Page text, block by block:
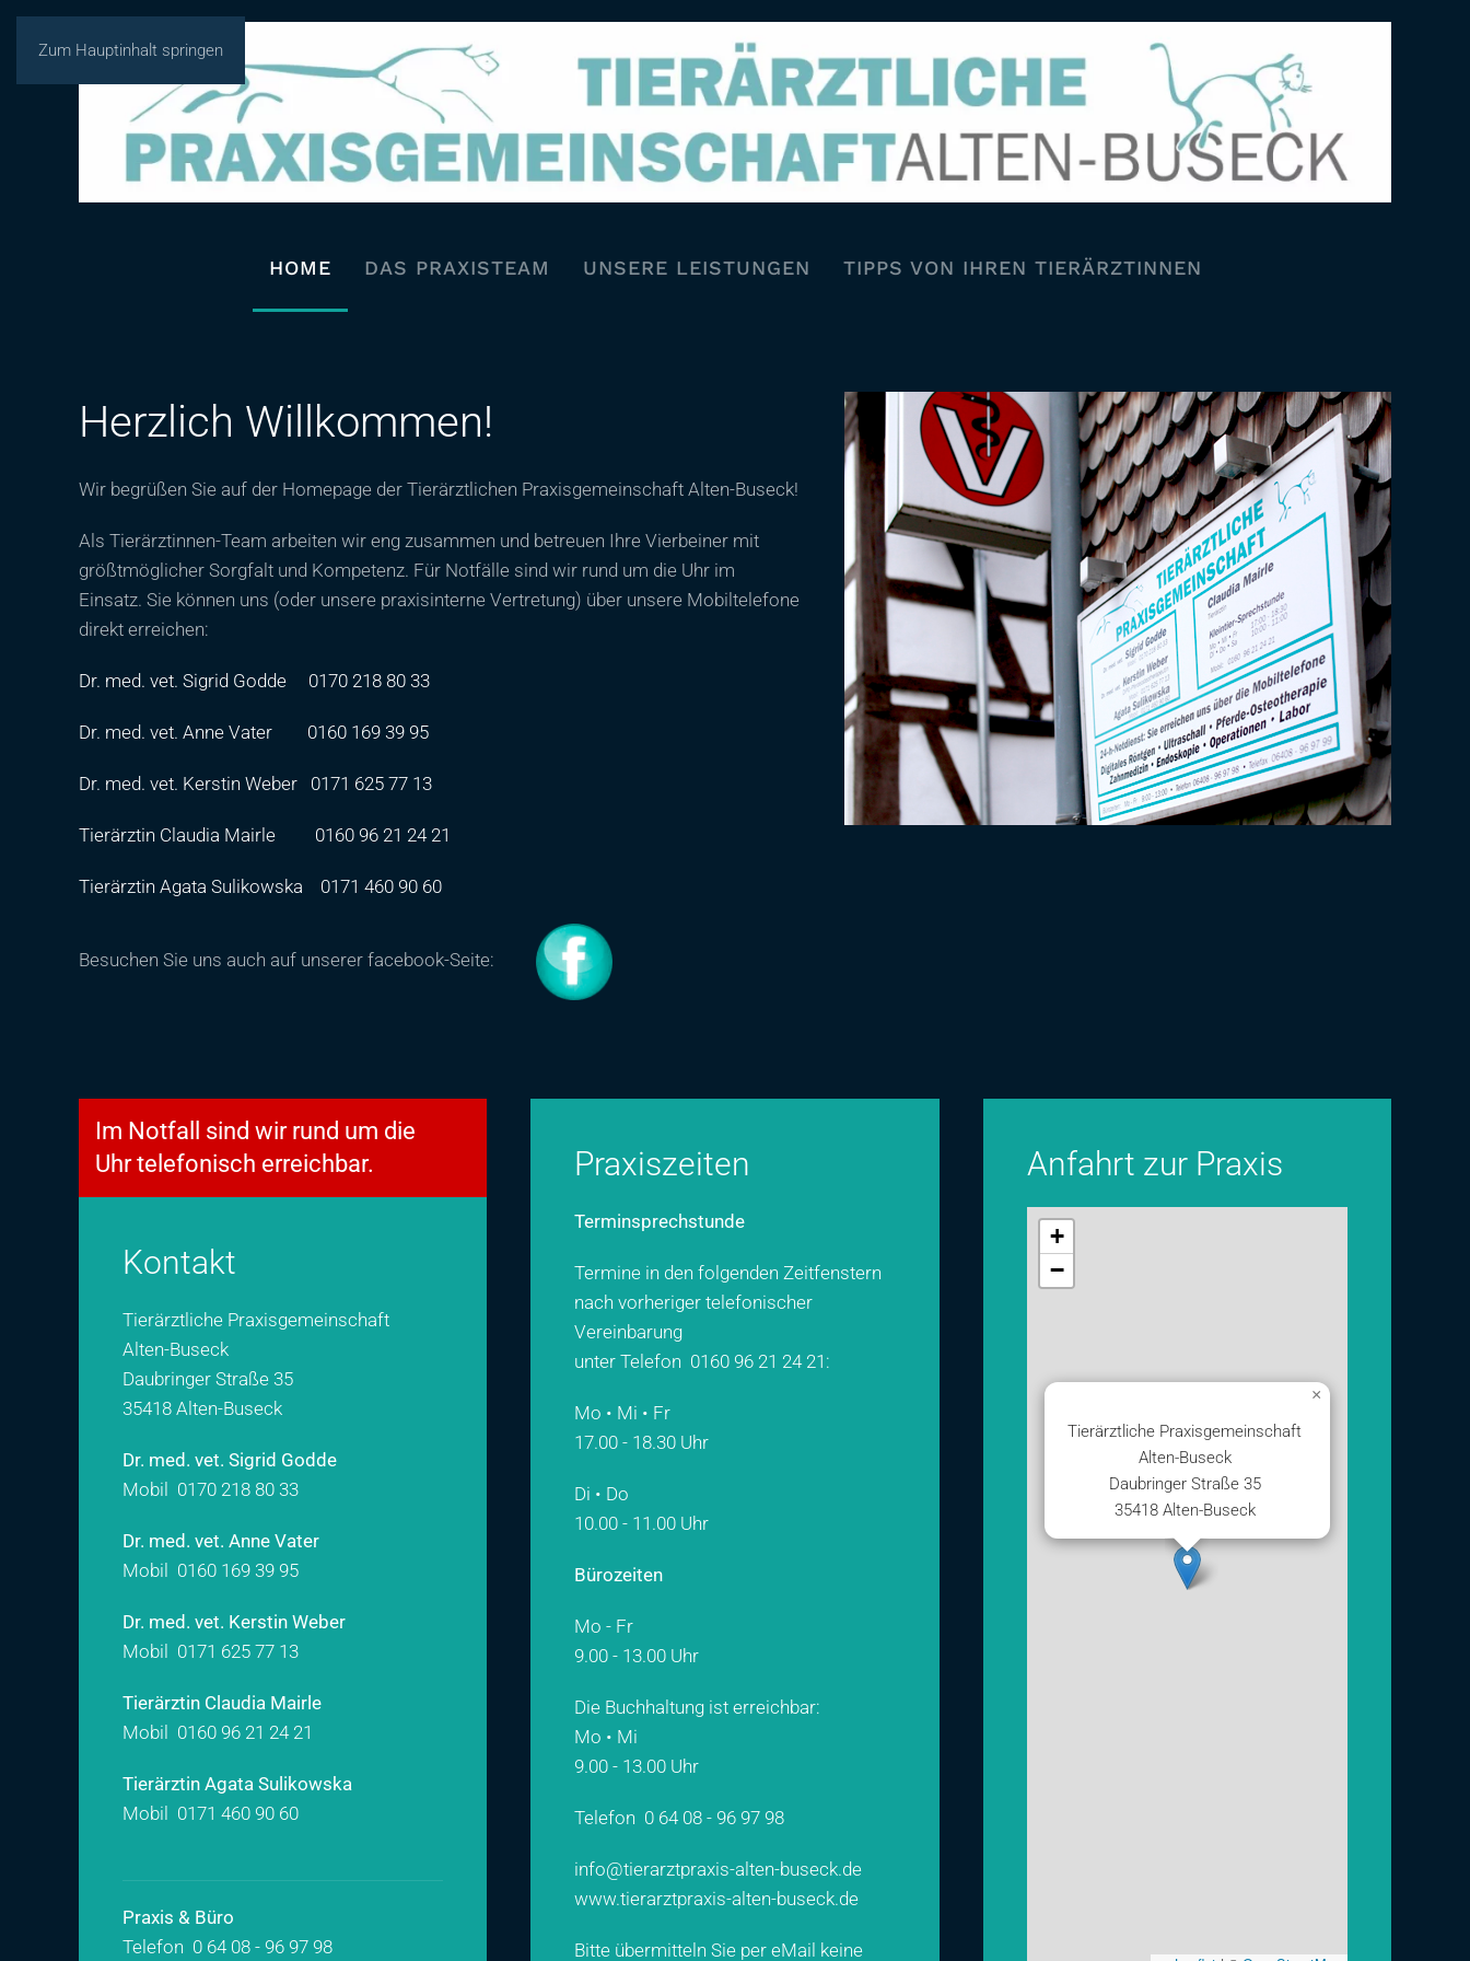
Zum Hauptinhalt springen
HOME DAS PRAXISTEAM UNSERE LEISTUNGEN TIPPS VON IHREN TIERÄRZTINNEN
Herzlich Willkommen!
Wir begrüßen Sie auf der Homepage der Tierärztlichen Praxisgemeinschaft Alten-Buseck!
Als Tierärztinnen-Team arbeiten wir eng zusammen und betreuen Ihre Vierbeiner mit
größtmöglicher Sorgfalt und Kompetenz. Für Notfälle sind wir rund um die Uhr im
Einsatz. Sie können uns (oder unsere praxisinterne Vertretung) über unsere Mobiltelefone
direkt erreichen:
Dr. med. vet. Sigrid Godde 0170 218 80 33
Dr. med. vet. Anne Vater 0160 169 39 95
Dr. med. vet. Kerstin Weber 0171 625 77 13
Tierärztin Claudia Mairle 0160 96 21 24 21
Tierärztin Agata Sulikowska 0171 460 90 60
Besuchen Sie uns auch auf unserer facebook-Seite:
Im Notfall sind wir rund um die
Uhr telefonisch erreichbar.
Kontakt
Tierärztliche Praxisgemeinschaft
Alten-Buseck
Daubringer Straße 35
35418 Alten-Buseck
Dr. med. vet. Sigrid Godde
Mobil 0170 218 80 33
Dr. med. vet. Anne Vater
Mobil 0160 169 39 95
Dr. med. vet. Kerstin Weber
Mobil 0171 625 77 13
Tierärztin Claudia Mairle
Mobil 0160 96 21 24 21
Tierärztin Agata Sulikowska
Mobil 0171 460 90 60
Praxis & Büro
Telefon 0 64 08 - 96 97 98
Praxiszeiten
Terminsprechstunde
Termine in den folgenden Zeitfenstern
nach vorheriger telefonischer
Vereinbarung
unter Telefon 0160 96 21 24 21 :
Mo • Mi • Fr
17.00 - 18.30 Uhr
Di • Do
10.00 - 11.00 Uhr
Bürozeiten
Mo - Fr
9.00 - 13.00 Uhr
Die Buchhaltung ist erreichbar:
Mo • Mi
9.00 - 13.00 Uhr
Telefon 0 64 08 - 96 97 98
info@tierarztpraxis-alten-buseck.de
www.tierarztpraxis-alten-buseck.de
Bitte übermitteln Sie per eMail keine
Anfahrt zur Praxis
Tierärztliche Praxisgemeinschaft
Alten-Buseck
Daubringer Straße 35
35418 Alten-Buseck
×
+
−